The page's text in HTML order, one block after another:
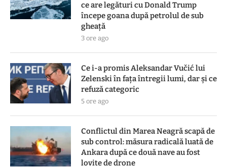
ce are legături cu Donald Trump
începe goana după petrolul de sub
gheață
3 ore ago
Ce i-a promis Aleksandar Vučić lui
Zelenski în fața întregii lumi, dar și ce
refuză categoric
5 ore ago
Conflictul din Marea Neagră scapă de
sub control: măsura radicală luată de
Ankara după ce două nave au fost
lovite de drone